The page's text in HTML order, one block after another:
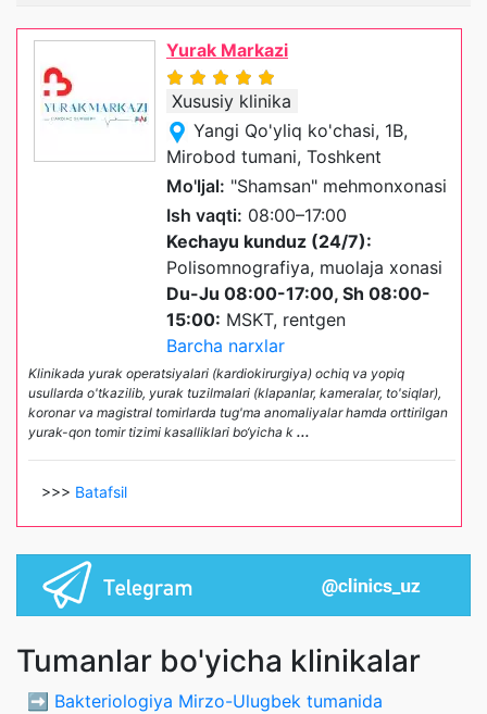
Yurak Markazi
Xususiy klinika
Yangi Qo'yliq ko'chasi, 1B,
Mirobod tumani, Toshkent
Mo'ljal: "Shamsan" mehmonxonasi
Ish vaqti: 08:00–17:00
Kechayu kunduz (24/7):
Polisomnografiya, muolaja xonasi
Du-Ju 08:00-17:00, Sh 08:00-
15:00: MSKT, rentgen
Barcha narxlar
Klinikada yurak operatsiyalari (kardiokirurgiya) ochiq va yopiq
usullarda o'tkazilib, yurak tuzilmalari (klapanlar, kameralar, to'siqlar),
koronar va magistral tomirlarda tug'ma anomaliyalar hamda orttirilgan
yurak-qon tomir tizimi kasalliklari bo‘yicha k ...
>>> Batafsil
Tumanlar bo'yicha klinikalar
➡️ Bakteriologiya Mirzo-Ulugbek tumanida